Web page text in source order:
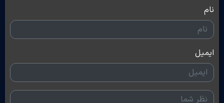
نام
ایمیل